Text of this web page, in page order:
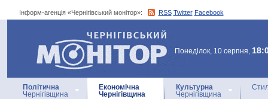
Інформ-агенція «Чернігівський монітор»: RSS Twitter Facebook
Інформ-агенція
«Чернігівський монітор»
Понеділок, 10 серпня,
Політична
Чернігівщина
Економічна
Чернігівщина
Культурна
Чернігівщина